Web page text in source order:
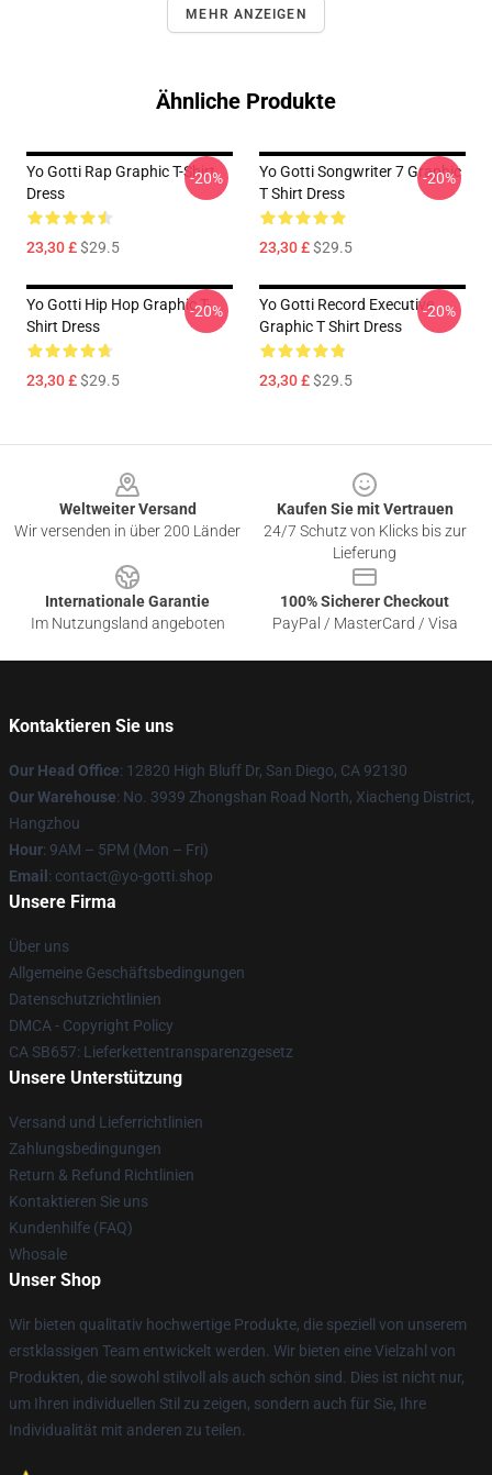
MEHR ANZEIGEN
Ähnliche Produkte
Yo Gotti Rap Graphic T-Shirt
Dress
23,30 £$29.5
-20%
Yo Gotti Songwriter 7 Graphic
T Shirt Dress
23,30 £$29.5
-20%
Yo Gotti Hip Hop Graphic T-
Shirt Dress
23,30 £$29.5
-20%
Yo Gotti Record Executive
Graphic T Shirt Dress
23,30 £$29.5
-20%
Weltweiter Versand
Wir versenden in über 200 Länder
Kaufen Sie mit Vertrauen
24/7 Schutz von Klicks bis zur
Lieferung
Internationale Garantie
Im Nutzungsland angeboten
100% Sicherer Checkout
PayPal / MasterCard / Visa
Kontaktieren Sie uns
Our Head Office: 12820 High Bluff Dr, San Diego, CA 92130
Our Warehouse: No. 3939 Zhongshan Road North, Xiacheng District,
Hangzhou
Hour: 9AM – 5PM (Mon – Fri)
Email : contact@yo-gotti.shop
Unsere Firma
Über uns
Allgemeine Geschäftsbedingungen
Datenschutzrichtlinien
DMCA - Copyright Policy
CA SB657: Lieferkettentransparenzgesetz
Unsere Unterstützung
Versand und Lieferrichtlinien
Zahlungsbedingungen
Return & Refund Richtlinien
Kontaktieren Sie uns
Kundenhilfe (FAQ)
Whosale
Unser Shop
Wir bieten qualitativ hochwertige Produkte, die speziell von unserem
erstklassigen Team entwickelt werden. Wir bieten eine Vielzahl von
Produkten, die sowohl stilvoll als auch schön sind. Dies ist nicht nur,
um Ihren individuellen Stil zu zeigen, sondern auch für Sie, Ihre
Individualität mit anderen zu teilen.